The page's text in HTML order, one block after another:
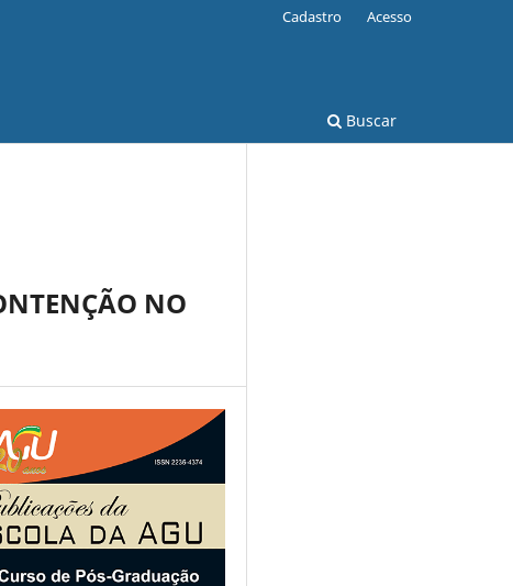
Buscar
Cadastro Acesso
NO